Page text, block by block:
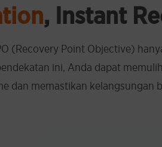
, Instant
(Recovery Point Objective)
ini, Anda dapat
dan memastikan kelangsungan